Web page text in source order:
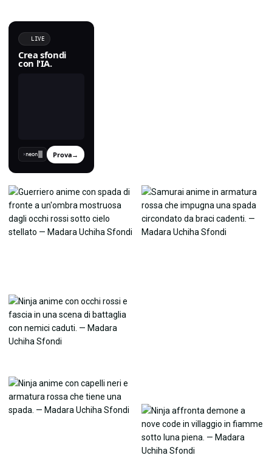
LIVE
Crea sfondi
con l'IA.
› Prova